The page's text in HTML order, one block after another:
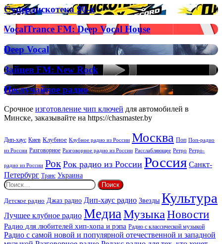
on
Radio
Супердискотека
90-
х
Супердискотека 90-х
VocalTrance
FM:
Deep
Vocal
House
VocalTrance FM: Deep Vocal House
Deep
Vocal
Deep Vocal
Зайцев
FM:
New
Rock
Зайцев FM: New Rock
Неслучайное
радио
Неслучайное радио
Срочное изготовление чип ключей для автомобилей в
Минске, заказывайте на https://chasmaster.by
Дип-хаус Киев Клубное Клубное радио из России Москва Поп Поп-радио
из России Разговорное Разговорное радио из России Расслабляющее Ретро Ретро-
радио из России Рок Рок радио из России Россия Санкт-
Петербург Транс Украина
Найти:
Детское радио Джаз радио Дип-хаус радио Звезды Культура
Лучшее клубное радио МедиаМузыкаНовости
Радио для любителей хип-хопа и рэпа Радио с классической музыкой
Радио с самой новой и популярной отечественной и западной